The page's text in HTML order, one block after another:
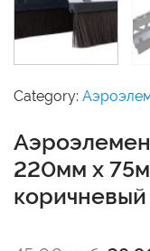
Category:
220мм х
коричневый